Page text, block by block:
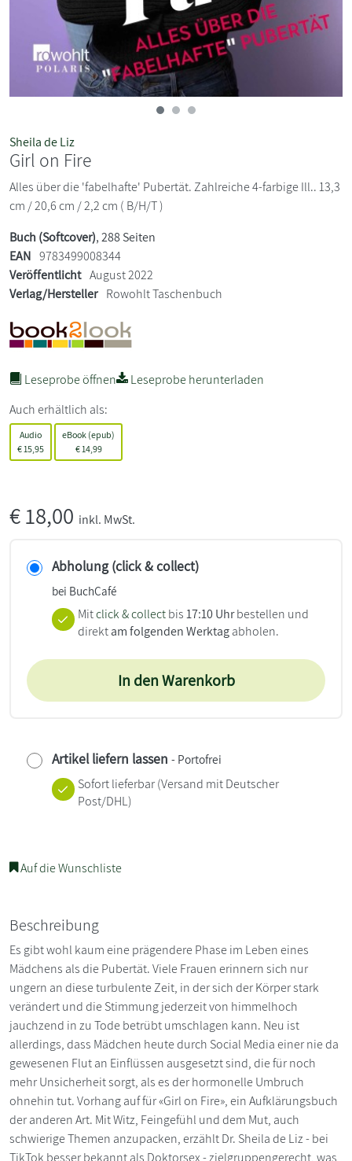
Sheila de Liz
Girl on Fire
Alles über die 'fabelhafte' Pubertät. Zahlreiche 4-farbige Ill.. 13,3
cm / 20,6 cm / 2,2 cm ( B/H/T )
Buch (Softcover), 288 Seiten
EAN 9783499008344
Veröffentlicht August 2022
Verlag/Hersteller Rowohlt Taschenbuch
Leseprobe öffnen
Leseprobe herunterladen
Auch erhältlich als:
Audio
€15,95
eBook (epub)
€14,99
€18,00 inkl. MwSt.
Abholung (click & collect)
bei BuchCafé
Mitclick & collect bis17:10 Uhrbestellen und
direktam folgenden Werktagabholen.
In den Warenkorb
Artikel liefern lassen - Portofrei
Sofort lieferbar(Versand mit Deutscher
Post/DHL)
Auf die Wunschliste
Beschreibung
Es gibt wohl kaum eine prägendere Phase im Leben eines
Mädchens als die Pubertät. Viele Frauen erinnern sich nur
ungern an diese turbulente Zeit, in der sich der Körper stark
verändert und die Stimmung jederzeit von himmelhoch
jauchzend in zu Tode betrübt umschlagen kann. Neu ist
allerdings, dass Mädchen heute durch Social Media einer nie da
gewesenen Flut an Einflüssen ausgesetzt sind, die für noch
mehr Unsicherheit sorgt, als es der hormonelle Umbruch
ohnehin tut. Vorhang auf für «Girl on Fire», ein Aufklärungsbuch
der anderen Art. Mit Witz, Feingefühl und dem Mut, auch
schwierige Themen anzupacken, erzählt Dr. Sheila de Liz - bei
TikTok besser bekannt als Doktorsex - zielgruppengerecht, was